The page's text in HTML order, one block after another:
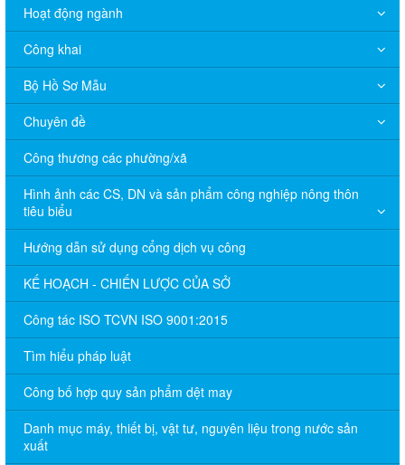
Hoạt động ngành
Công khai
Bộ Hồ Sơ Mẫu
Chuyên đề
Công thương các phường/xã
Hình ảnh các CS, DN và sản phẩm công nghiệp nông thôn
tiêu biểu
Hướng dẫn sử dụng cổng dịch vụ công
KẾ HOẠCH - CHIẾN LƯỢC CỦA SỞ
Công tác ISO TCVN ISO 9001:2015
Tìm hiểu pháp luật
Công bố hợp quy sản phẩm dệt may
Danh mục máy, thiết bị, vật tư, nguyên liệu trong nước sản
xuất